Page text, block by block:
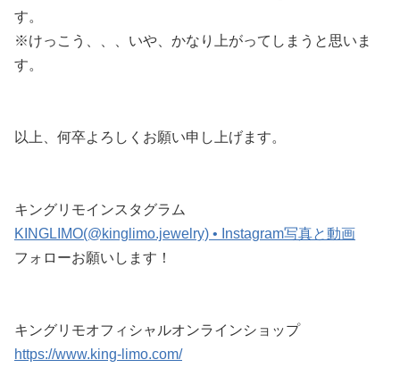
す。
※けっこう、、、いや、かなり上がってしまうと思いま
す。
以上、何卒よろしくお願い申し上げます。
キングリモインスタグラム
KINGLIMO(@kinglimo.jewelry) • Instagram写真と動画
フォローお願いします！
キングリモオフィシャルオンラインショップ
https://www.king-limo.com/